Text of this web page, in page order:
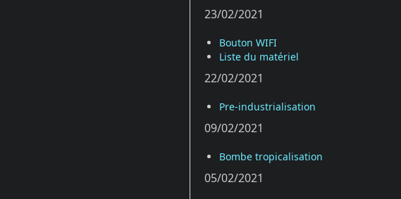
23/02/2021
Bouton WIFI
Liste du matériel
22/02/2021
Pre-industrialisation
09/02/2021
Bombe tropicalisation
05/02/2021